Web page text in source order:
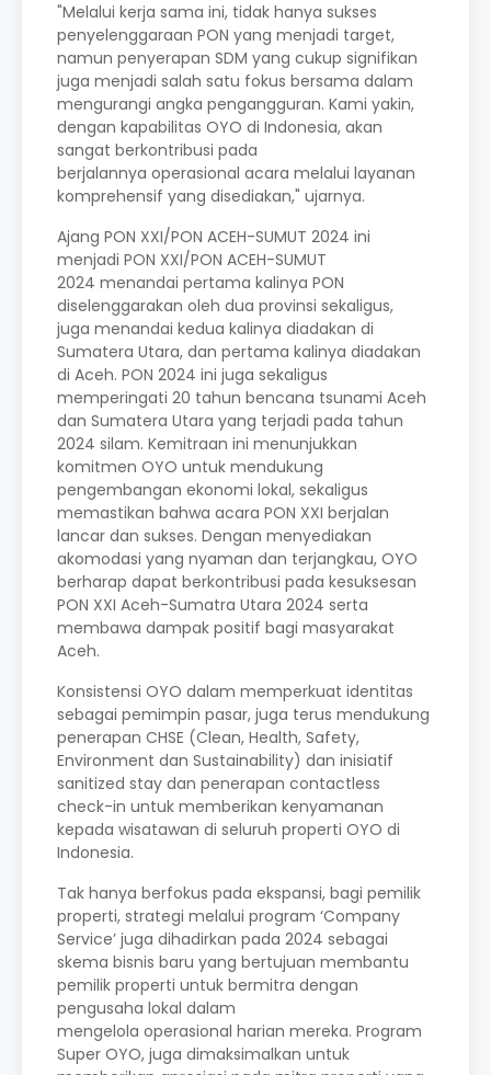
"Melalui kerja sama ini, tidak hanya sukses
penyelenggaraan PON yang menjadi target,
namun penyerapan SDM yang cukup signifikan
juga menjadi salah satu fokus bersama dalam
mengurangi angka pengangguran. Kami yakin,
dengan kapabilitas OYO di Indonesia, akan
sangat berkontribusi pada
berjalannya operasional acara melalui layanan
komprehensif yang disediakan," ujarnya.
Ajang PON XXI/PON ACEH-SUMUT 2024 ini
menjadi PON XXI/PON ACEH-SUMUT
2024 menandai pertama kalinya PON
diselenggarakan oleh dua provinsi sekaligus,
juga menandai kedua kalinya diadakan di
Sumatera Utara, dan pertama kalinya diadakan
di Aceh. PON 2024 ini juga sekaligus
memperingati 20 tahun bencana tsunami Aceh
dan Sumatera Utara yang terjadi pada tahun
2024 silam. Kemitraan ini menunjukkan
komitmen OYO untuk mendukung
pengembangan ekonomi lokal, sekaligus
memastikan bahwa acara PON XXI berjalan
lancar dan sukses. Dengan menyediakan
akomodasi yang nyaman dan terjangkau, OYO
berharap dapat berkontribusi pada kesuksesan
PON XXI Aceh-Sumatra Utara 2024 serta
membawa dampak positif bagi masyarakat
Aceh.
Konsistensi OYO dalam memperkuat identitas
sebagai pemimpin pasar, juga terus mendukung
penerapan CHSE (Clean, Health, Safety,
Environment dan Sustainability) dan inisiatif
sanitized stay dan penerapan contactless
check-in untuk memberikan kenyamanan
kepada wisatawan di seluruh properti OYO di
Indonesia.
Tak hanya berfokus pada ekspansi, bagi pemilik
properti, strategi melalui program ‘Company
Service’ juga dihadirkan pada 2024 sebagai
skema bisnis baru yang bertujuan membantu
pemilik properti untuk bermitra dengan
pengusaha lokal dalam
mengelola operasional harian mereka. Program
Super OYO, juga dimaksimalkan untuk